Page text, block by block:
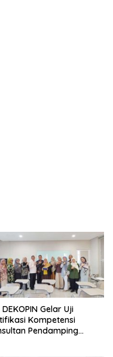
DEKOPIN Gelar Uji
Kompetensi
Pendamping